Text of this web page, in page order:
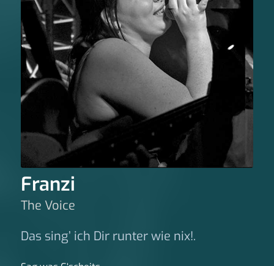
Franzi
The Voice
Das sing’ ich Dir runter wie nix!.